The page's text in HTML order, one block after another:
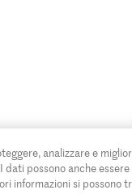
analizzare e
possono anche
informazioni si possono